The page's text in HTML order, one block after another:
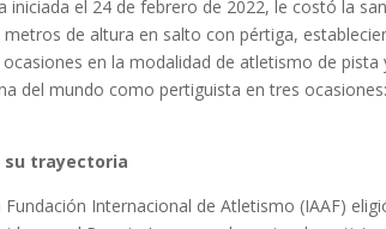
iniciada el 24 de febrero de 2022, le costó la
de altura en salto con pértiga,
en la modalidad de atletismo de pista
del mundo como pertiguista en tres
su trayectoria
Internacional de Atletismo (IAAF)